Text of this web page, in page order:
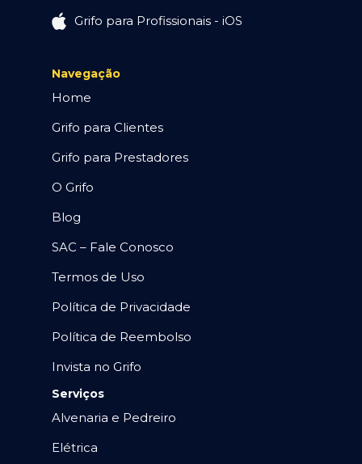
Grifo para Profissionais - iOS
Navegação
Home
Grifo para Clientes
Grifo para Prestadores
O Grifo
Blog
SAC – Fale Conosco
Termos de Uso
Política de Privacidade
Política de Reembolso
Invista no Grifo
Serviços
Alvenaria e Pedreiro
Elétrica